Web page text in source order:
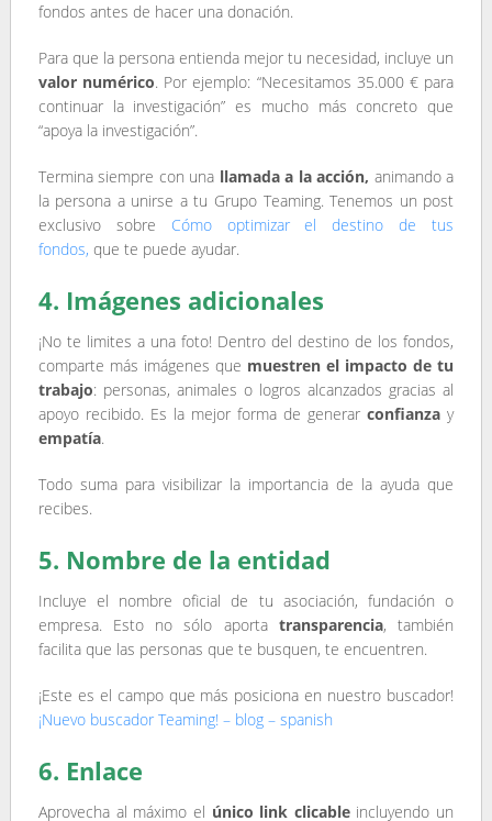
fondos antes de hacer una donación.
Para que la persona entienda mejor tu necesidad, incluye un
valor numérico. Por ejemplo: “Necesitamos 35.000 € para
continuar la investigación” es mucho más concreto que
“apoya la investigación”.
Termina siempre con una llamada a la acción, animando a
la persona a unirse a tu Grupo Teaming. Tenemos un post
exclusivo sobre Cómo optimizar el destino de tus
fondos, que te puede ayudar.
4. Imágenes adicionales
¡No te limites a una foto! Dentro del destino de los fondos,
comparte más imágenes que muestren el impacto de tu
trabajo: personas, animales o logros alcanzados gracias al
apoyo recibido. Es la mejor forma de generarconfianza y
empatía.
Todo suma para visibilizar la importancia de la ayuda que
recibes.
5. Nombre de la entidad
Incluye el nombre oficial de tu asociación, fundación o
empresa. Esto no sólo aporta transparencia, también
facilita que las personas que te busquen, te encuentren.
¡Este es el campo que más posiciona en nuestro buscador!
¡Nuevo buscador Teaming! – blog – spanish
6. Enlace
Aprovecha al máximo el único link clicableincluyendo un